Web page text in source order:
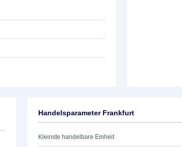
Handelsparameter Frankfurt
Kleinste handelbare Einheit